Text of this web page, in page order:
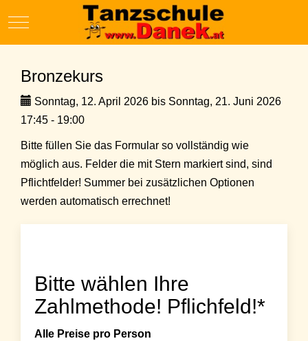
Mobile Menu Toggle
Bronzekurs
Sonntag, 12. April 2026 bis Sonntag, 21. Juni 2026
17:45 - 19:00
Bitte füllen Sie das Formular so vollständig wie
möglich aus. Felder die mit Stern markiert sind, sind
Pflichtfelder! Summer bei zusätzlichen Optionen
werden automatisch errechnet!
Bitte wählen Ihre
Zahlmethode! Pflichfeld!*
Alle Preise pro Person